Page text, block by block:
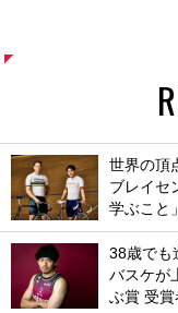
世界の頂
ブレイセ
学ぶこと
38歳でも
バスケが
ぶ賞 受賞